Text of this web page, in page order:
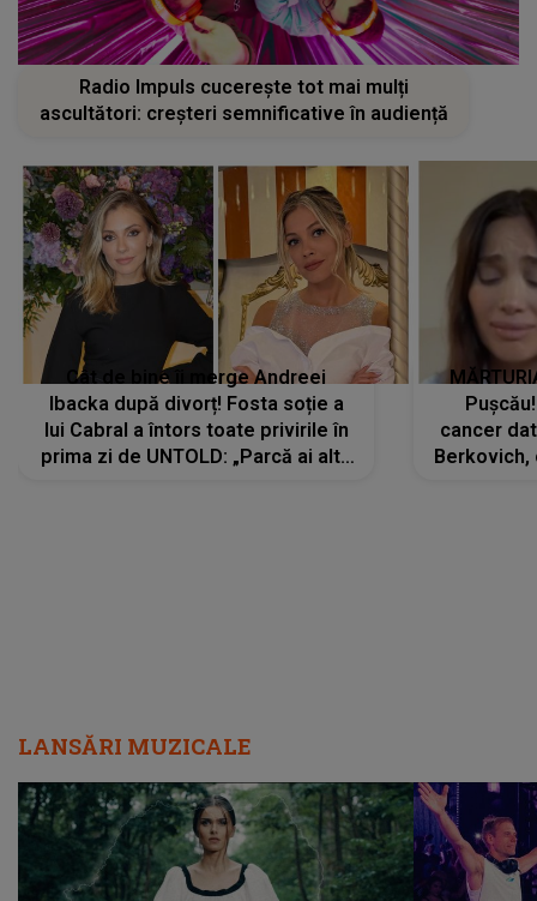
Radio Impuls cucerește tot mai mulți
ascultători: creșteri semnificative în audiență
Cât de bine îi merge Andreei
Ibacka după divorț! Fosta soție a
lui Cabral a întors toate privirile în
prima zi de UNTOLD: „Parcă ai altă
cancer
LANSĂRI MUZICALE